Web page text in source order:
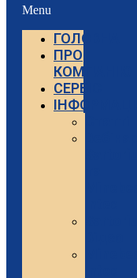
Menu
ГОЛОВНА
ПРО
КОМПАНІЮ
СЕРВІС
ІНФОРМАЦІЯ